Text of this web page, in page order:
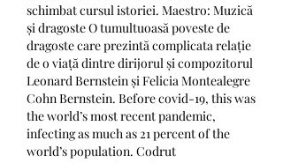
schimbat cursul istoriei. Maestro: Muzică
și dragoste O tumultuoasă poveste de
dragoste care prezintă complicata relație
de o viață dintre dirijorul și compozitorul
Leonard Bernstein și Felicia Montealegre
Cohn Bernstein. Before covid-19, this was
the world’s most recent pandemic,
infecting as much as 21 percent of the
world’s population. Codrut